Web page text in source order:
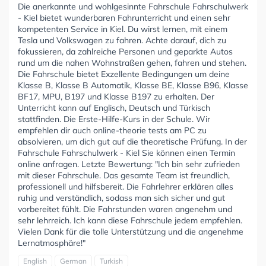
Die anerkannte und wohlgesinnte Fahrschule Fahrschulwerk
- Kiel bietet wunderbaren Fahrunterricht und einen sehr
kompetenten Service in Kiel. Du wirst lernen, mit einem
Tesla und Volkswagen zu fahren. Achte darauf, dich zu
fokussieren, da zahlreiche Personen und geparkte Autos
rund um die nahen Wohnstraßen gehen, fahren und stehen.
Die Fahrschule bietet Exzellente Bedingungen um deine
Klasse B, Klasse B Automatik, Klasse BE, Klasse B96, Klasse
BF17, MPU, B197 und Klasse B197 zu erhalten. Der
Unterricht kann auf Englisch, Deutsch und Türkisch
stattfinden. Die Erste-Hilfe-Kurs in der Schule. Wir
empfehlen dir auch online-theorie tests am PC zu
absolvieren, um dich gut auf die theoretische Prüfung. In der
Fahrschule Fahrschulwerk - Kiel Sie können einen Termin
online anfragen. Letzte Bewertung: "Ich bin sehr zufrieden
mit dieser Fahrschule. Das gesamte Team ist freundlich,
professionell und hilfsbereit. Die Fahrlehrer erklären alles
ruhig und verständlich, sodass man sich sicher und gut
vorbereitet fühlt. Die Fahrstunden waren angenehm und
sehr lehrreich. Ich kann diese Fahrschule jedem empfehlen.
Vielen Dank für die tolle Unterstützung und die angenehme
Lernatmosphäre!"
English German Turkish